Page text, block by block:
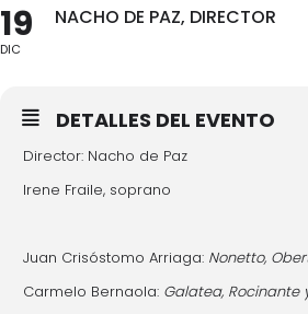
19
DIC
NACHO DE PAZ, DIRECTOR
DETALLES DEL EVENTO
Director: Nacho de Paz
Irene Fraile, soprano
Juan Crisóstomo Arriaga: Nonetto,
Carmelo Bernaola: Galatea, Rocinante